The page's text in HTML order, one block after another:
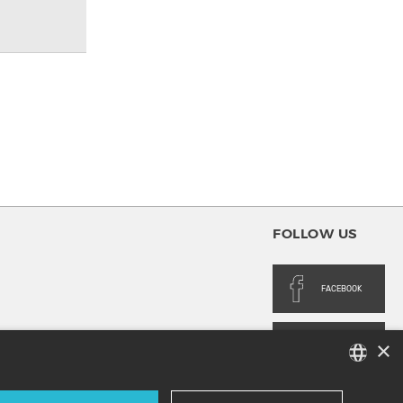
FOLLOW US
FACEBOOK
INSTAGRAM ×